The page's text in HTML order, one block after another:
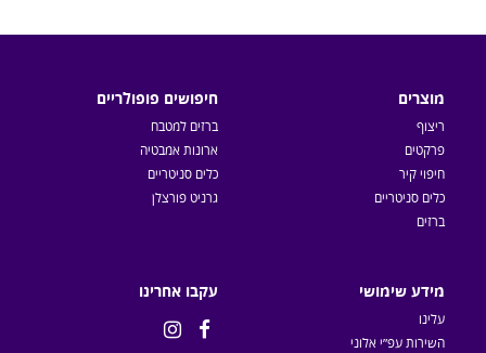
מוצרים
ריצוף
פרקטים
חיפוי קיר
כלים סניטריים
ברזים
חיפושים פופולריים
ברזים למטבח
ארונות אמבטיה
כלים סניטריים
גרניט פורצלן
מידע שימושי
עלינו
השירות עפ״י אלוני
עקבו אחרינו

